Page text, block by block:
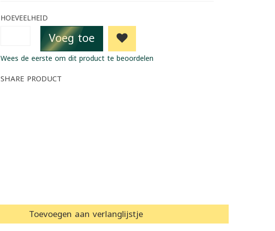
HOEVEELHEID
Voeg toe
Wees de eerste om dit product te beoordelen
SHARE PRODUCT
Toevoegen aan verlanglijstje